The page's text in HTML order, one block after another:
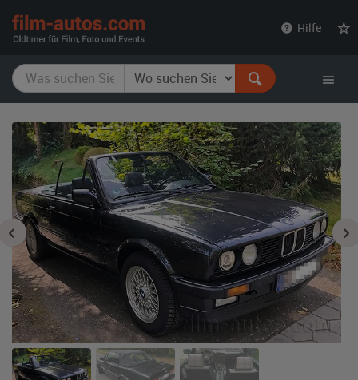
Hilfe